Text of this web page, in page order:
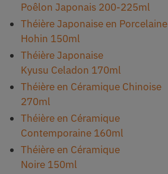
Poêlon Japonais 200-225ml
Théière Japonaise en Porcelaine
Hohin 150ml
Théière Japonaise
Kyusu Celadon 170ml
Théière en Céramique Chinoise
270ml
Théière en Céramique
Contemporaine 160ml
Théière en Céramique
Noire 150ml